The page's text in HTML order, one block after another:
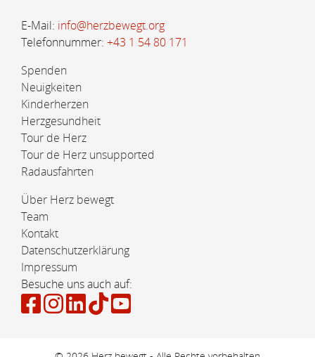
E-Mail: info@herzbewegt.org
Telefonnummer: +43 1 54 80 171
Spenden
Neuigkeiten
Kinderherzen
Herzgesundheit
Tour de Herz
Tour de Herz unsupported
Radausfahrten
Über Herz bewegt
Team
Kontakt
Datenschutzerklärung
Impressum
Besuche uns auch auf: